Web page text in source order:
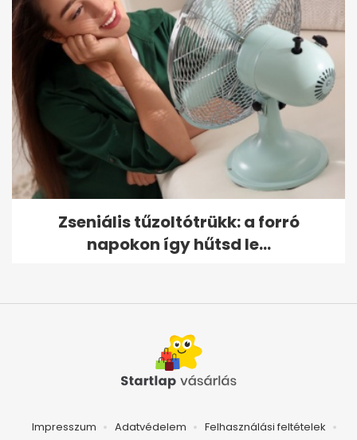
Zseniális tűzoltótrükk: a forró
napokon így hűtsd le...
Impresszum Adatvédelem Felhasználási feltételek